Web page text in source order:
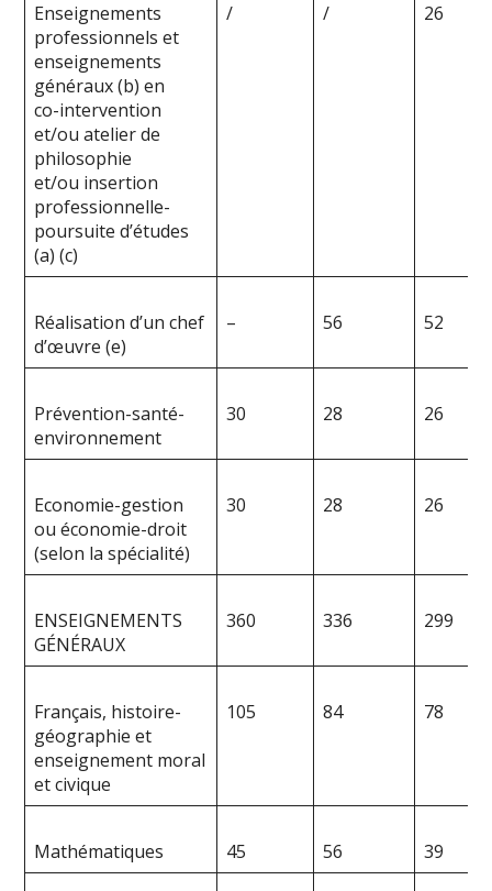
Enseignements
professionnels et
enseignements
généraux (b) en
co-intervention
et/ou atelier de
philosophie
et/ou insertion
professionnelle-
poursuite d’études
(a) (c)
/ / 26
Réalisation d’un chef
d’œuvre (e)
– 56 52
Prévention-santé-
environnement
30 28 26
Economie-gestion
ou économie-droit
(selon la spécialité)
30 28 26
ENSEIGNEMENTS
GÉNÉRAUX
360 336 299
Français, histoire-
géographie et
enseignement moral
et civique
105 84 78
Mathématiques 45 56 39